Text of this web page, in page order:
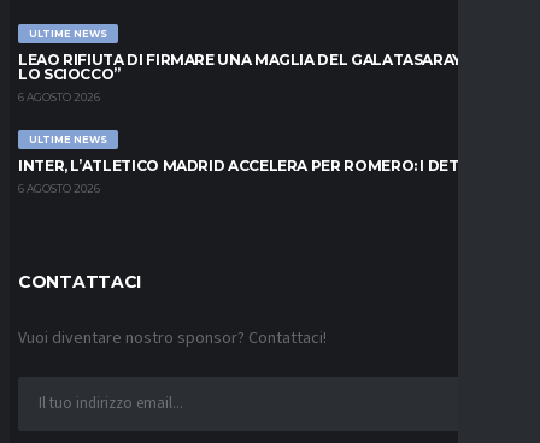
ULTIME NEWS
LEAO RIFIUTA DI FIRMARE UNA MAGLIA DEL GALATASARAY: “FAI
LO SCIOCCO”
6 AGOSTO 2026
ULTIME NEWS
INTER, L’ATLETICO MADRID ACCELERA PER ROMERO: I DETTAGLI
6 AGOSTO 2026
CONTATTACI
Vuoi diventare nostro sponsor? Contattaci!